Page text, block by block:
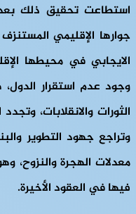
استطاعت تحقيق ذلك بعد
جوارها الإقليمي
الايجابي في محيطها
وجود عدم استقرار الدول،
الثورات والانقلابات،
وتراجع جهود التطوير
معدلات الهجرة والنزوح،
فيها في العقود الأخيرة.